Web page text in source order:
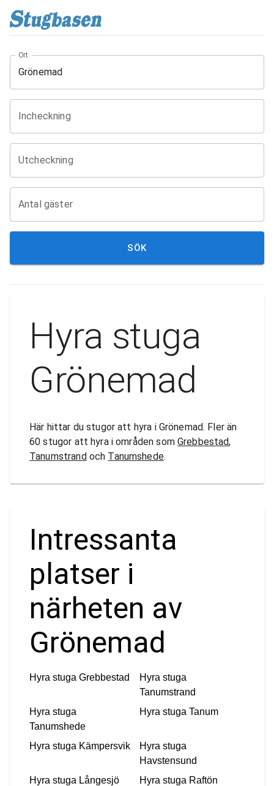
Ort
Incheckning
Utcheckning
Antal gäster
SÖK
Hyra stuga
Grönemad
Här hittar du stugor att hyra i Grönemad. Fler än
60 stugor att hyra i områden som Grebbestad,
Tanumstrandoch Tanumshede.
Intressanta
platser i
närheten av
Grönemad
Hyra stuga Grebbestad
Hyra stuga
Tanumstrand
Hyra stuga
Tanumshede
Hyra stuga Tanum
Hyra stuga Kämpersvik
Hyra stuga
Havstensund
Hyra stuga Långesjö Hyra stuga Raftön